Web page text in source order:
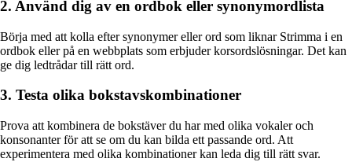
2. Använd dig av en ordbok eller synonymordlista
Börja med att kolla efter synonymer eller ord som liknar Strimma i en
ordbok eller på en webbplats som erbjuder korsordslösningar. Det kan
ge dig ledtrådar till rätt ord.
3. Testa olika bokstavskombinationer
Prova att kombinera de bokstäver du har med olika vokaler och
konsonanter för att se om du kan bilda ett passande ord. Att
experimentera med olika kombinationer kan leda dig till rätt svar.